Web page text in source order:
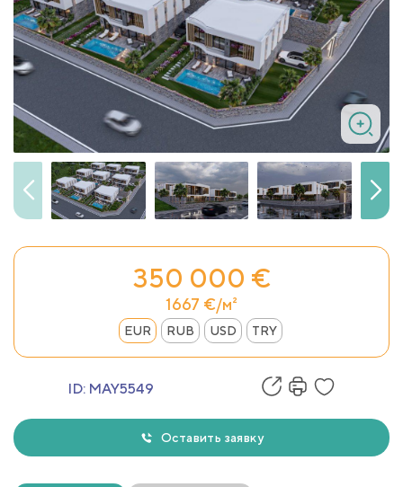
350 000 €
1667 €/м²
EUR RUB USD TRY
ID: MAY5549
Оставить заявку